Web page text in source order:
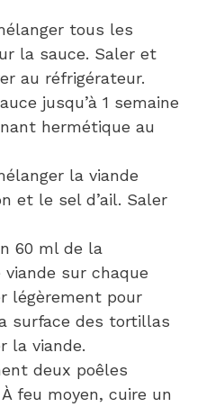
tous les
la sauce. Saler et
au réfrigérateur.
jusqu’à 1 semaine
hermétique au
la viande
et le sel d’ail. Saler
60 ml de la
sur chaque
légèrement pour
surface des tortillas
la viande.
deux poêles
feu moyen, cuire un